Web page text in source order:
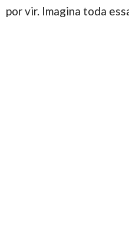
por vir. Imagina toda